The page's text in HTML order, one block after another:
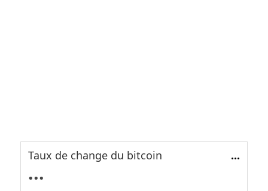
Taux de change du bitcoin ...
...